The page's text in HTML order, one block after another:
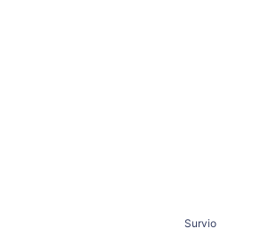
Survio